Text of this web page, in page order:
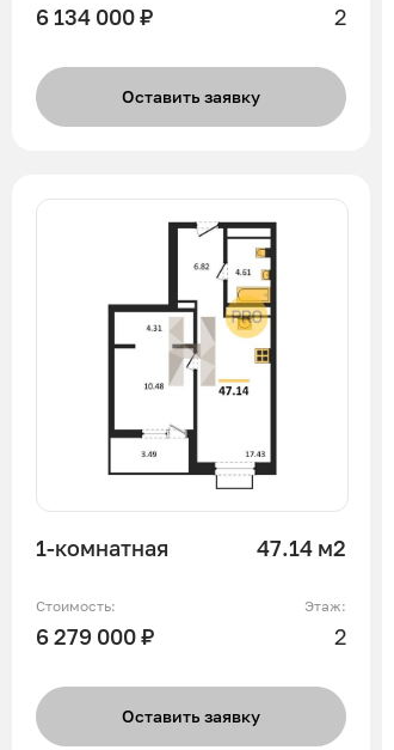
6 134 000 ₽ 2
Оставить заявку
1-комнатная 47.14 м2
Стоимость:
6 279 000 ₽
Этаж:
2
Оставить заявку